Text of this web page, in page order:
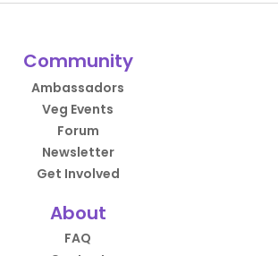
Community
Ambassadors
Veg Events
Forum
Newsletter
Get Involved
About
FAQ